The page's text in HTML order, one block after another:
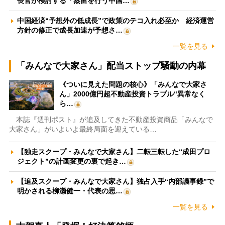
中国経済“予想外の低成長”で政策のテコ入れ必至か 経済運営
方針の修正で成長加速が予想さ…
一覧を見る
「みんなで大家さん」配当ストップ騒動の内幕
《ついに見えた問題の核心》「みんなで大家さ
ん」2000億円超不動産投資トラブル“異常なく
ら…
本誌『週刊ポスト』が追及してきた不動産投資商品「みんなで
大家さん」がいよいよ最終局面を迎えている…
【独走スクープ・みんなで大家さん】二転三転した“成田プロ
ジェクト”の計画変更の裏で起き…
【追及スクープ・みんなで大家さん】独占入手“内部議事録”で
明かされる柳瀬健一・代表の思…
一覧を見る